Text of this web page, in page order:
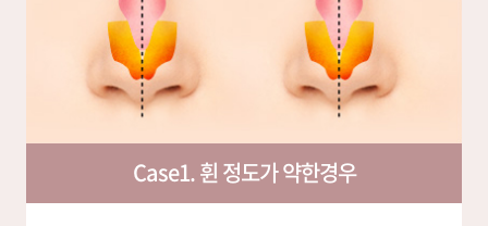
Case1. 휜 정도가 약한경우